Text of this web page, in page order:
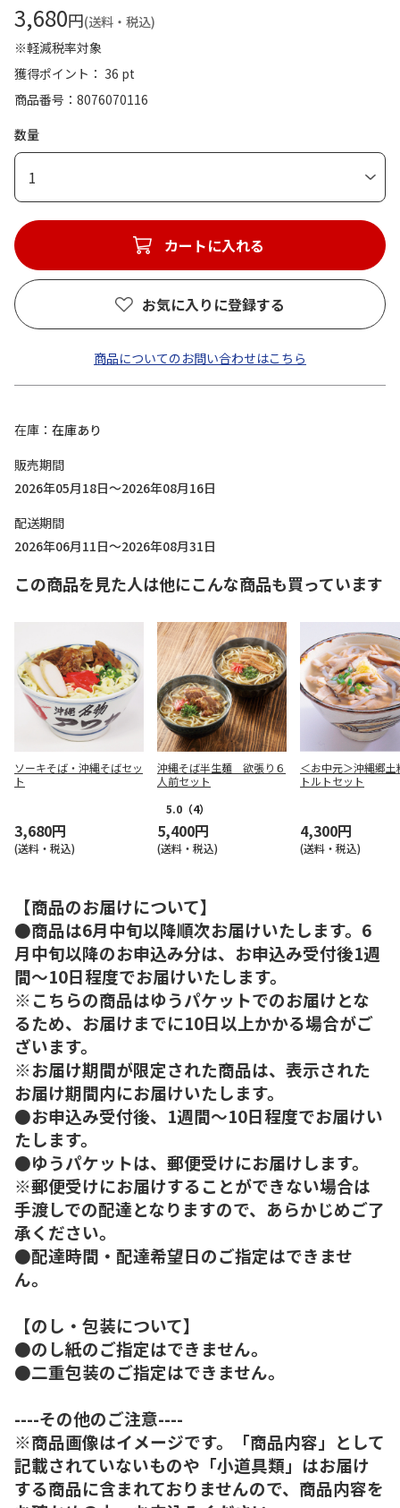
3,680円(送料・税込)
※軽減税率対象
獲得ポイント： 36 pt
商品番号
8076070116
数量
1
カートに入れる
お気に入りに登録する
商品についてのお問い合わせはこちら
在庫
在庫あり
販売期間
2026年05月18日～2026年08月16日
配送期間
2026年06月11日～2026年08月31日
この商品を見た人は他にこんな商品も買っています
ソーキそば・沖縄そばセッ
ト
3,680円
(送料・税込)
沖縄そば半生麺 欲張り６
人前セット
5.0 （4）
5,400円
(送料・税込)
＜お中元＞沖縄郷土
トルトセット
4,300円
(送料・税込)
【商品のお届けについて】
●商品は6月中旬以降順次お届けいたします。6
月中旬以降のお申込み分は、お申込み受付後1週
間～10日程度でお届けいたします。
※こちらの商品はゆうパケットでのお届けとな
るため、お届けまでに10日以上かかる場合がご
ざいます。
※お届け期間が限定された商品は、表示された
お届け期間内にお届けいたします。
●お申込み受付後、1週間～10日程度でお届けい
たします。
●ゆうパケットは、郵便受けにお届けします。
※郵便受けにお届けすることができない場合は
手渡しでの配達となりますので、あらかじめご了
承ください。
●配達時間・配達希望日のご指定はできませ
ん。
【のし・包装について】
●のし紙のご指定はできません。
●二重包装のご指定はできません。
----その他のご注意----
※商品画像はイメージです。「商品内容」として
記載されていないものや「小道具類」はお届け
する商品に含まれておりませんので、商品内容を